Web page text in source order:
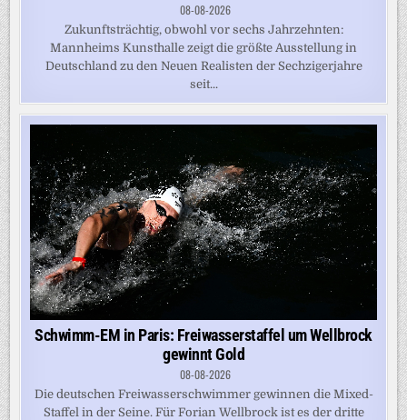
08-08-2026
Zukunftsträchtig, obwohl vor sechs Jahrzehnten:
Mannheims Kunsthalle zeigt die größte Ausstellung in
Deutschland zu den Neuen Realisten der Sechzigerjahre
seit...
Schwimm-EM in Paris: Freiwasserstaffel um Wellbrock
gewinnt Gold
08-08-2026
Die deutschen Freiwasserschwimmer gewinnen die Mixed-
Staffel in der Seine. Für Forian Wellbrock ist es der dritte